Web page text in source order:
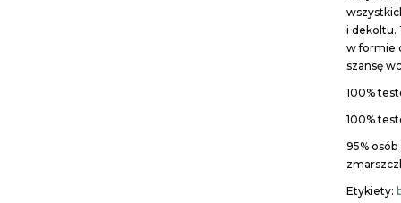
i dekoltu.
w formie
szansę
100%
100%
95%
Etykiety: